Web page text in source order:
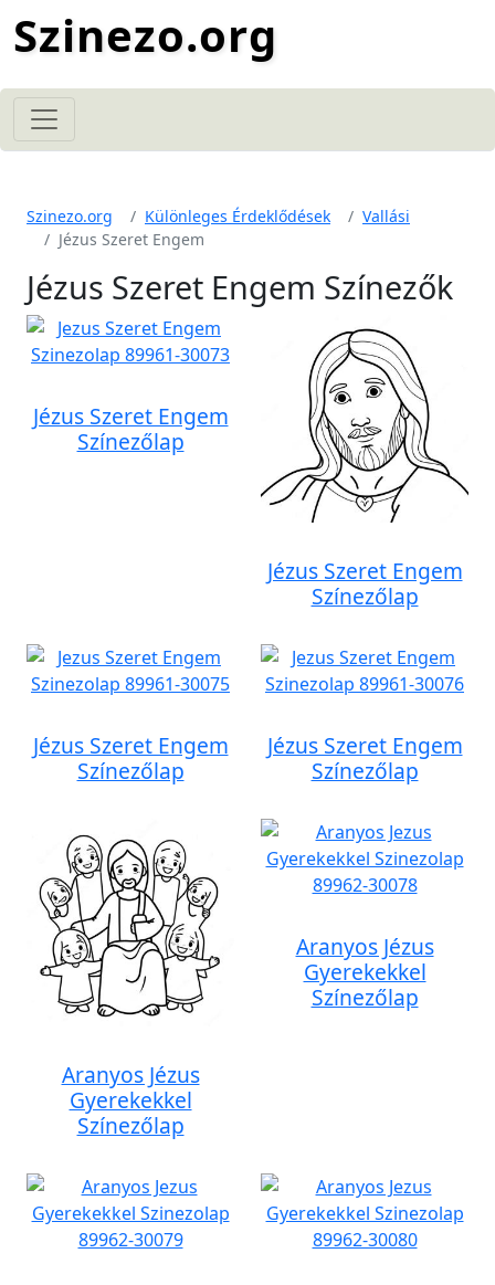
Szinezo.org
Szinezo.org Különleges Érdeklődések
Vallási
Jézus Szeret Engem
Jézus Szeret Engem Színezők
Jézus Szeret Engem
Színezőlap
Jézus Szeret Engem
Színezőlap
Jézus Szeret Engem
Színezőlap
Jézus Szeret Engem
Színezőlap
Aranyos Jézus
Gyerekekkel
Színezőlap
Aranyos Jézus
Gyerekekkel
Színezőlap